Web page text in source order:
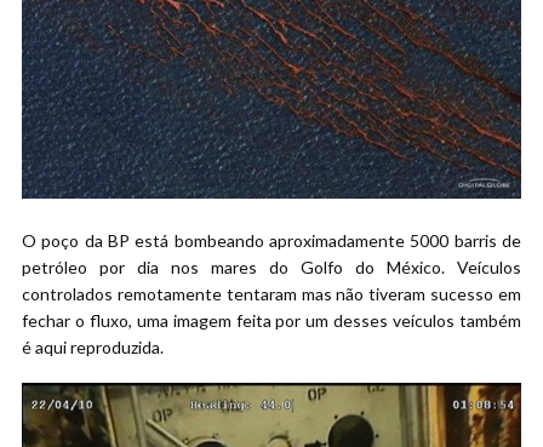
O poço da BP está bombeando aproximadamente 5000 barris de
petróleo por dia nos mares do Golfo do México. Veículos
controlados remotamente tentaram mas não tiveram sucesso em
fechar o fluxo, uma imagem feita por um desses veículos também
é aqui reproduzida.